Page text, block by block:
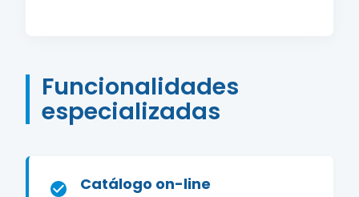
Funcionalidades
especializadas
Catálogo on-line